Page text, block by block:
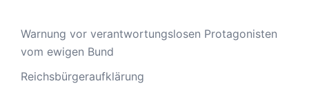
Warnung vor verantwortungslosen Protagonisten
vom ewigen Bund
Reichsbürgeraufklärung